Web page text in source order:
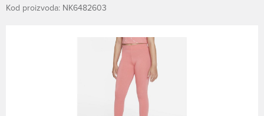
Kod proizvoda: NK6482603